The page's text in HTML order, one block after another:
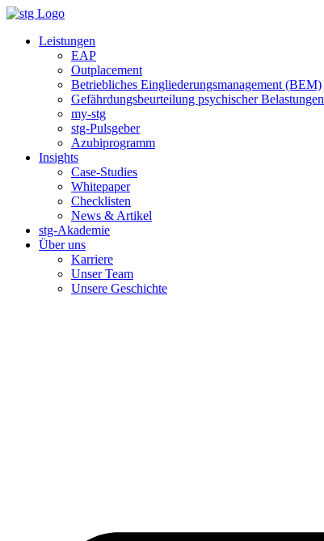
Zum
springenLeistungen
EAP
Outplacement
Betriebliches Eingliederungsmanagement (BEM)
Gefährdungsbeurteilung psychischer Belastungen
my-stg
stg-Pulsgeber
Azubiprogramm
Insights
Case-Studies
Whitepaper
Checklisten
News & Artikel
stg-Akademie
Über uns
Karriere
Unser Team
Unsere Geschichte